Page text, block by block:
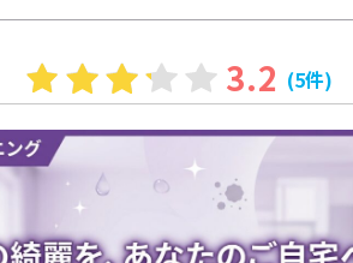
3.2 (5件)